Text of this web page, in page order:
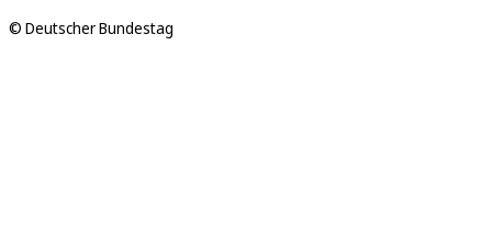
© Deutscher Bundestag